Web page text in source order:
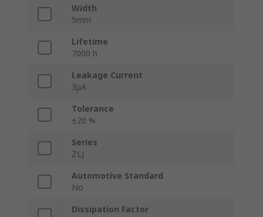
Width
5mm
Lifetime
7000 h
Leakage Current
3μA
Tolerance
±20 %
Series
ZLJ
Automotive Standard
No
Dissipation Factor